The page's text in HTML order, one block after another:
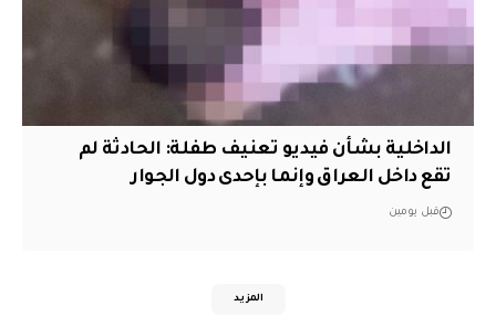
الداخلية بشأن فيديو تعنيف طفلة: الحادثة لم
تقع داخل العراق وإنما بإحدى دول الجوار
قبل يومين
المزيد